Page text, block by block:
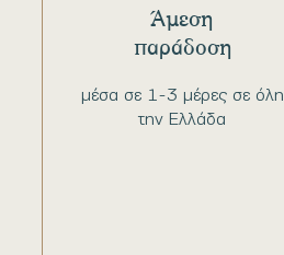
μέσα σε 1-3 μέρες σε όλη
την Ελλάδα
Άμεση
παράδοση